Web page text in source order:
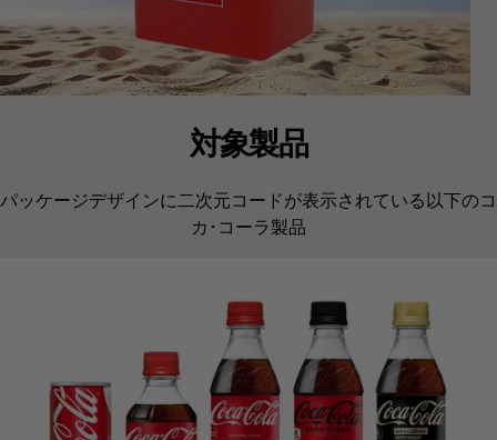
対象製品
パッケージデザインに二次元コードが表示されている以下のコ
カ･コーラ製品